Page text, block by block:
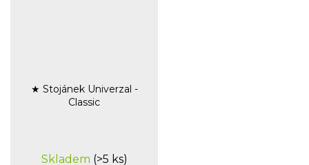
★ Stojánek Univerzal -
Classic
hodnocení
Skladem (>5 ks)